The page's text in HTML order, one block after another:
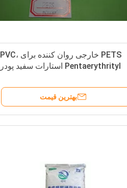
PETS خارجی روان کننده برای PVC،
Pentaerythrityl استارات سفید پودر
بهترین قیمت